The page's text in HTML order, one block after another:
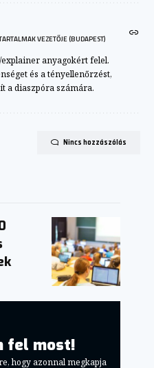
VEZETŐJE (BUDAPEST)
anyagokért felel.
és a tényellenőrzést,
a diaszpóra számára.
Nincs hozzászólás
fel most!
hogy azonnal megkapja